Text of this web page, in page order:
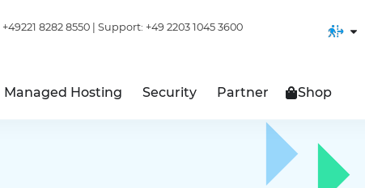
+49221 8282 8550 | Support: +49 2203 1045 3600
Managed Hosting Security Partner Shop